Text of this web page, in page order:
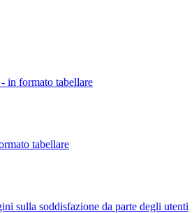
in formato tabellare
tabellare
sulla soddisfazione da parte degli utenti